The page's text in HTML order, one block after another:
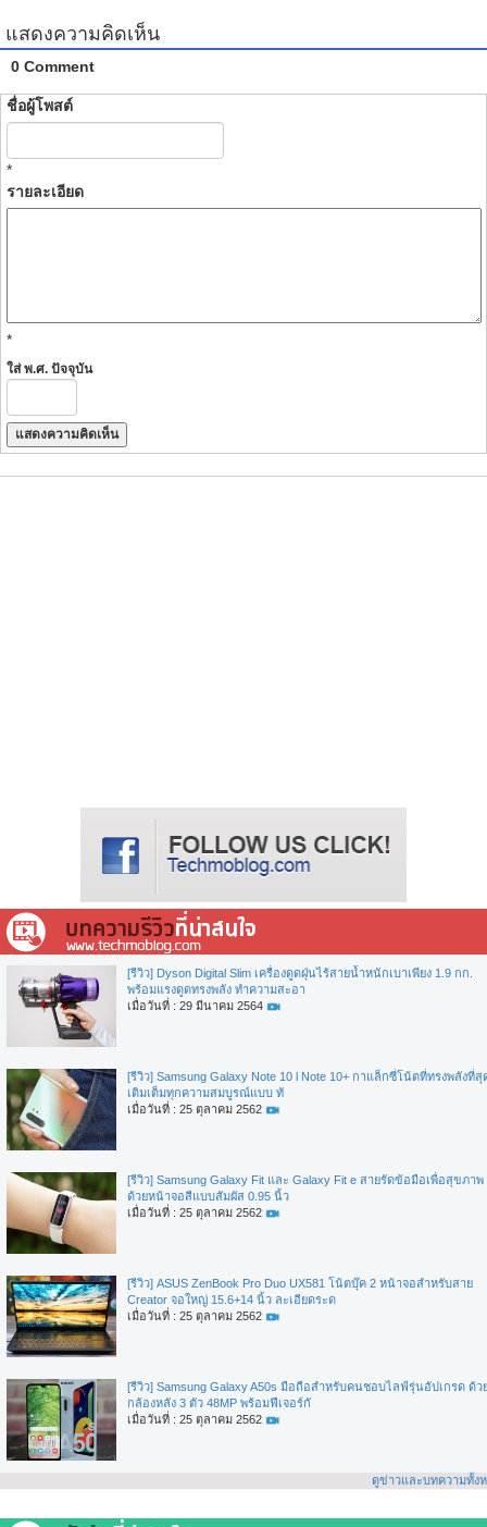
แสดงความคิดเห็น
0 Comment
ชื่อผู้โพสต์
*
รายละเอียด
*
ใส่ พ.ศ. ปัจจุบัน
[รีวิว] Dyson Digital Slim เครื่องดูดฝุ่นไร้สายน้ำหนักเบาเพียง 1.9 กก.
พร้อมแรงดูดทรงพลัง ทำความสะอา
เมื่อวันที่ : 29 มีนาคม 2564
[รีวิว] Samsung Galaxy Note 10 l Note 10+ กาแล็กซี่โน้ตที่ทรงพลังที่สุ
เติมเต็มทุกความสมบูรณ์แบบ ทั
เมื่อวันที่ : 25 ตุลาคม 2562
[รีวิว] Samsung Galaxy Fit และ Galaxy Fit e สายรัดข้อมือเพื่อสุขภาพ
ด้วยหน้าจอสีแบบสัมผัส 0.95 นิ้ว
เมื่อวันที่ : 25 ตุลาคม 2562
[รีวิว] ASUS ZenBook Pro Duo UX581 โน้ตบุ๊ค 2 หน้าจอสำหรับสาย
Creator จอใหญ่ 15.6+14 นิ้ว ละเอียดระด
เมื่อวันที่ : 25 ตุลาคม 2562
[รีวิว] Samsung Galaxy A50s มือถือสำหรับคนชอบไลฟ์รุ่นอัปเกรด ด้ว
กล้องหลัง 3 ตัว 48MP พร้อมฟีเจอร์กั
เมื่อวันที่ : 25 ตุลาคม 2562
ดูข่าวและบทความทั้ง